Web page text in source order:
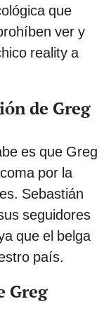
que
ver y
reality a
de Greg
es que Greg
por la
Sebastián
seguidores
que el belga
país.
Greg